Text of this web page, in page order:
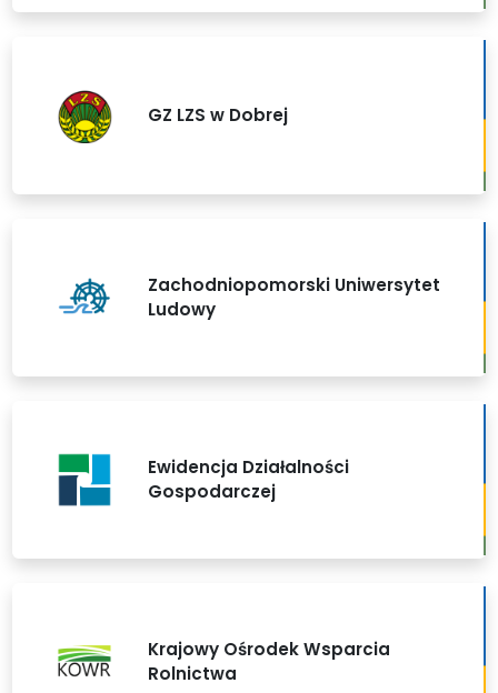
GZ LZS w Dobrej
Zachodniopomorski Uniwersytet
Ludowy
Ewidencja Działalności
Gospodarczej
Krajowy Ośrodek Wsparcia
Rolnictwa